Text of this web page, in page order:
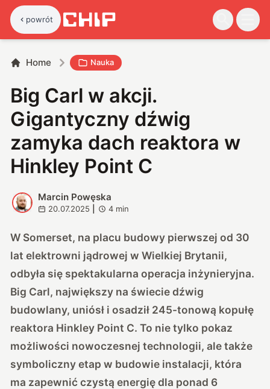
powrót
Home Nauka
Big Carl w akcji.
Gigantyczny dźwig
zamyka dach reaktora w
Hinkley Point C
M
Marcin Powęska
20.07.2025 4 min
W Somerset, na placu budowy pierwszej od 30
lat elektrowni jądrowej w Wielkiej Brytanii,
odbyła się spektakularna operacja inżynieryjna.
Big Carl, największy na świecie dźwig
budowlany, uniósł i osadził 245-tonową kopułę
reaktora Hinkley Point C. To nie tylko pokaz
możliwości nowoczesnej technologii, ale także
symboliczny etap w budowie instalacji, która
ma zapewnić czystą energię dla ponad 6